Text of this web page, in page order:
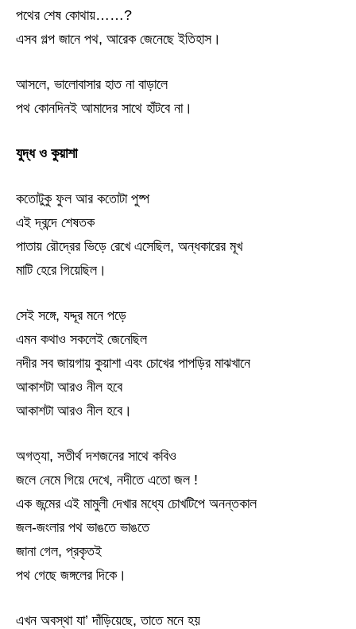
পথের শেষ কোথায়……?
এসব গল্প জানে পথ, আরেক জেনেছে ইতিহাস।
আসলে, ভালোবাসার হাত না বাড়ালে
পথ কোনদিনই আমাদের সাথে হাঁটবে না।
যুদ্ধ ও কুয়াশা
কতোটুকু ফুল আর কতোটা পুষ্প
এই দ্বন্দে শেষতক
পাতায় রৌদ্রের ভিড়ে রেখে এসেছিল, অন্ধকারের মূখ
মাটি হেরে গিয়েছিল।
সেই সঙ্গে, যদ্দূর মনে পড়ে
এমন কথাও সকলেই জেনেছিল
নদীর সব জায়গায় কুয়াশা এবং চোখের পাপড়ির মাঝখানে
আকাশটা আরও নীল হবে
আকাশটা আরও নীল হবে।
অগত্যা, সতীর্থ দশজনের সাথে কবিও
জলে নেমে গিয়ে দেখে, নদীতে এতো জল !
এক জন্মের এই মামুলী দেখার মধ্যে চোখটিপে অনন্তকাল
জল-জংলার পথ ভাঙতে ভাঙতে
জানা গেল, প্রকৃতই
পথ গেছে জঙ্গলের দিকে।
এখন অবস্থা যা’ দাঁড়িয়েছে, তাতে মনে হয়